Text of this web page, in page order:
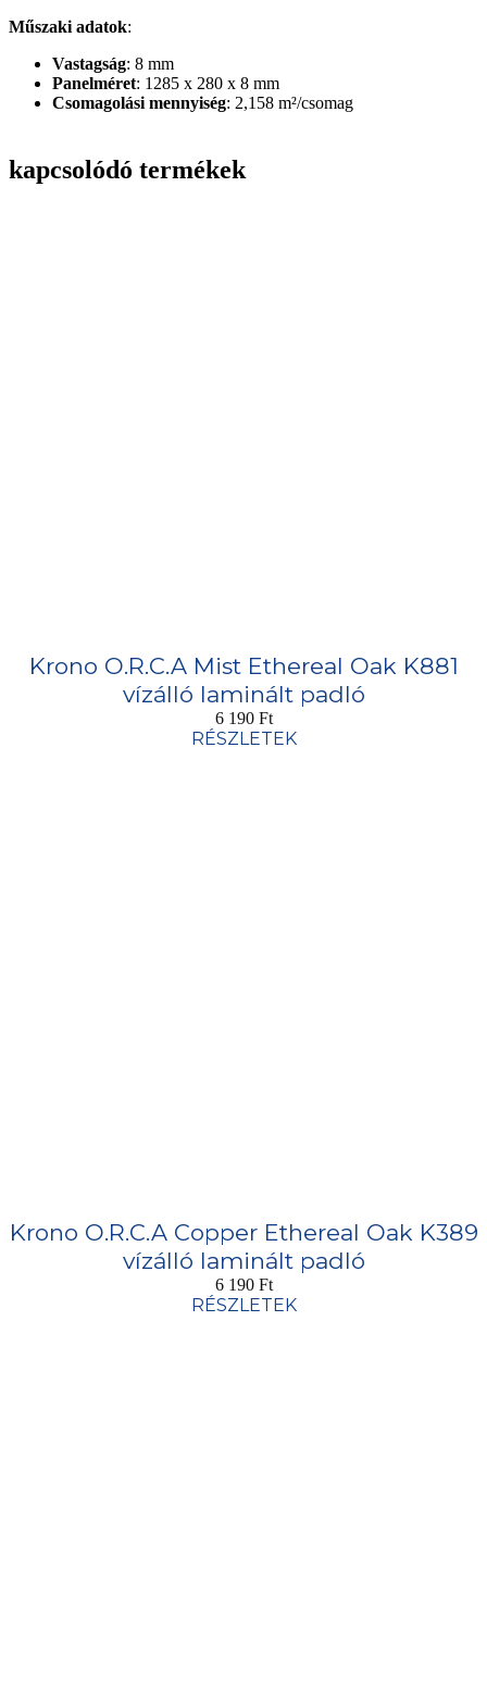
Műszaki adatok:
Vastagság: 8 mm
Panelméret: 1285 x 280 x 8 mm
Csomagolási mennyiség: 2,158 m²/csomag
kapcsolódó termékek
Krono O.R.C.A Mist Ethereal Oak K881
vízálló laminált padló
6 190 Ft
RÉSZLETEK
Krono O.R.C.A Copper Ethereal Oak K389
vízálló laminált padló
6 190 Ft
RÉSZLETEK